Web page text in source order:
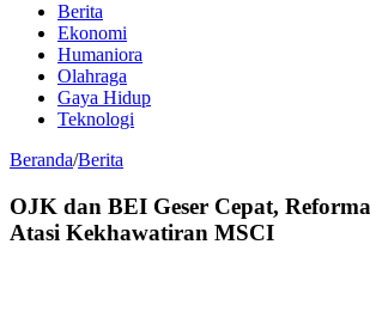
Berita
Ekonomi
Humaniora
Olahraga
Gaya Hidup
Teknologi
Beranda/Berita
OJK dan BEI Geser Cepat,
Atasi Kekhawatiran MSCI